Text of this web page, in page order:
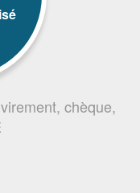
chèque,